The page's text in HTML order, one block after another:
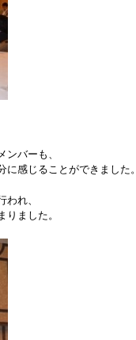
バーも、
感じることができました。
れ、
ました。